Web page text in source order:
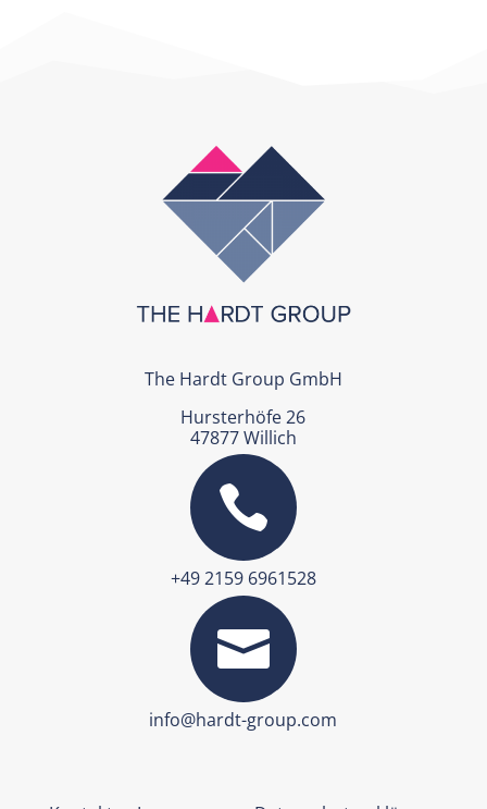
The Hardt Group GmbH
Hursterhöfe 26
47877 Willich

+49 2159 6961528

info@hardt-group.com